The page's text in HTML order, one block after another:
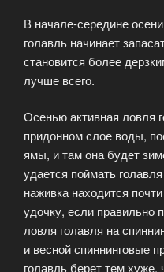
В начале-середине
голавль начинает
становится более
лучше всего.
Осенью активная ловля
придонном слое воды,
ямы, и там она будет
удается поймать
наживка находится
удочку, если правильно
ловля голавля на
и весной спиннинговые
голавль берет тем хуже,